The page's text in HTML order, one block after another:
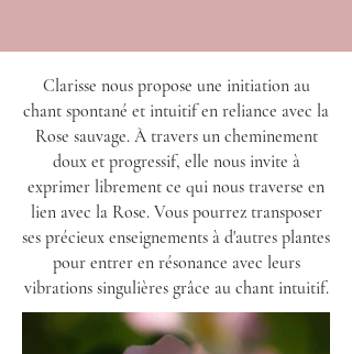
Clarisse nous propose une initiation au
chant spontané et intuitif en reliance avec la
Rose sauvage. À travers un cheminement
doux et progressif, elle nous invite à
exprimer librement ce qui nous traverse en
lien avec la Rose. Vous pourrez transposer
ses précieux enseignements à d'autres plantes
pour entrer en résonance avec leurs
vibrations singulières grâce au chant intuitif.